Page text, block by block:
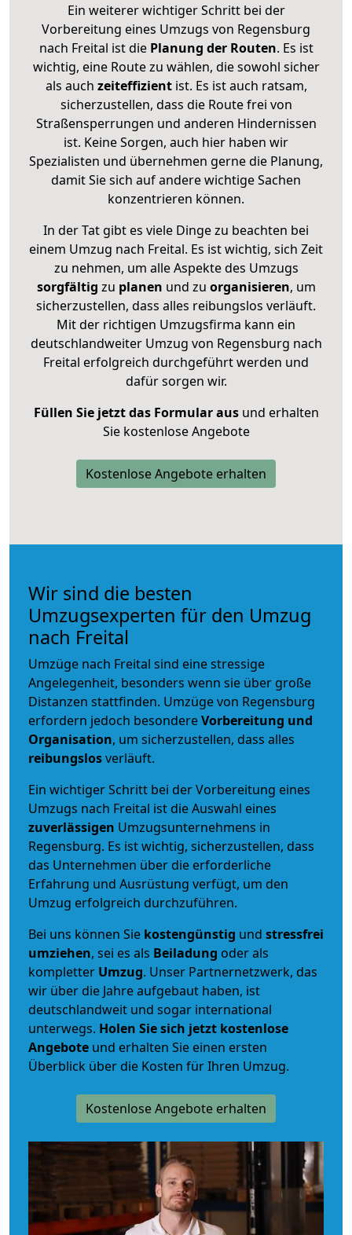
Ein weiterer wichtiger Schritt bei der
Vorbereitung eines Umzugs von Regensburg
nach Freital ist diePlanung der Routen. Es ist
wichtig, eine Route zu wählen, die sowohl sicher
als auch zeiteffizientist. Es ist auch ratsam,
sicherzustellen, dass die Route frei von
Straßensperrungen und anderen Hindernissen
ist. Keine Sorgen, auch hier haben wir
Spezialisten und übernehmen gerne die Planung,
damit Sie sich auf andere wichtige Sachen
konzentrieren können.
In der Tat gibt es viele Dinge zu beachten bei
einem Umzug nach Freital. Es ist wichtig, sich Zeit
zu nehmen, um alle Aspekte des Umzugs
sorgfältig zu planen und zu organisieren, um
sicherzustellen, dass alles reibungslos verläuft.
Mit der richtigen Umzugsfirma kann ein
deutschlandweiter Umzug von Regensburg nach
Freital erfolgreich durchgeführt werden und
dafür sorgen wir.
Füllen Sie jetzt das Formular ausund erhalten
Sie kostenlose Angebote
Kostenlose Angebote erhalten
Wir sind die besten
Umzugsexperten für den Umzug
nach Freital
Umzüge nach Freital sind eine stressige
Angelegenheit, besonders wenn sie über große
Distanzen stattfinden. Umzüge von Regensburg
erfordern jedoch besondereVorbereitung und
Organisation, um sicherzustellen, dass alles
reibungslosverläuft.
Ein wichtiger Schritt bei der Vorbereitung eines
Umzugs nach Freital ist die Auswahl eines
zuverlässigen Umzugsunternehmens in
Regensburg. Es ist wichtig, sicherzustellen, dass
das Unternehmen über die erforderliche
Erfahrung und Ausrüstung verfügt, um den
Umzug erfolgreich durchzuführen.
Bei uns können Sie kostengünstig und stressfrei
umziehen, sei es als Beiladung oder als
kompletter Umzug. Unser Partnernetzwerk, das
wir über die Jahre aufgebaut haben, ist
deutschlandweit und sogar international
unterwegs. Holen Sie sich jetzt kostenlose
Angebote und erhalten Sie einen ersten
Überblick über die Kosten für Ihren Umzug.
Kostenlose Angebote erhalten